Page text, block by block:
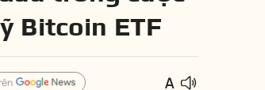
Bitcoin ETF